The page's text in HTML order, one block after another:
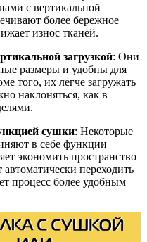
с вертикальной
более бережное
износ тканей.
загрузкой: Они
размеры и удобны для
того, их легче загружать
наклоняться, как в
сушки: Некоторые
в себе функции
экономить пространство
переходить
процесс более удобным